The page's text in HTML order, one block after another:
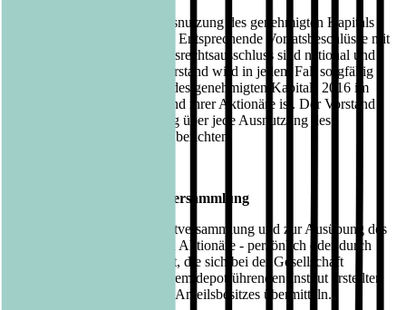
Konkrete Pläne für eine Ausnutzung des genehmigten Kapitals
2016 bestehen derzeit nicht. Entsprechende Vorratsbeschlüsse mit
der Möglichkeit zum Bezugsrechtsausschluss sind national und
international üblich. Der Vorstand wird in jedem Fall sorgfältig
prüfen, ob die Ausnutzung des genehmigten Kapitals 2016 im
Interesse der Gesellschaft und ihrer Aktionäre ist. Der Vorstand
wird der Hauptversammlung über jede Ausnutzung des
genehmigten Kapitals 2016 berichten.
Teilnahme an der Hauptversammlung
Zur Teilnahme an der Hauptversammlung und zur Ausübung des
Stimmrechts sind diejenigen Aktionäre - persönlich oder durch
Bevollmächtigte - berechtigt, die sich bei der Gesellschaft
anmelden und einen von ihrem depotführenden Institut erstellten
besonderen Nachweis ihres Anteilsbesitzes übermitteln.